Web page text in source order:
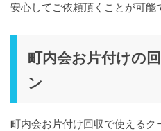
安心してご依頼頂くことが可能
町内会お片付けの
ン
町内会お片付け回収で使える